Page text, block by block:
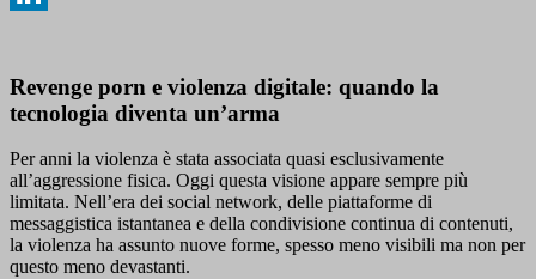
Revenge porn e violenza digitale: quando la
tecnologia diventa un’arma
Per anni la violenza è stata associata quasi esclusivamente
all’aggressione fisica. Oggi questa visione appare sempre più
limitata. Nell’era dei social network, delle piattaforme di
messaggistica istantanea e della condivisione continua di contenuti,
la violenza ha assunto nuove forme, spesso meno visibili ma non per
questo meno devastanti.